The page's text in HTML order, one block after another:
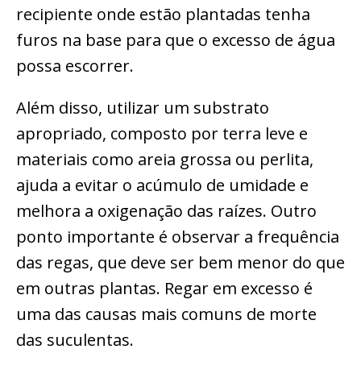
recipiente onde estão plantadas tenha
furos na base para que o excesso de água
possa escorrer.
Além disso, utilizar um substrato
apropriado, composto por terra leve e
materiais como areia grossa ou perlita,
ajuda a evitar o acúmulo de umidade e
melhora a oxigenação das raízes. Outro
ponto importante é observar a frequência
das regas, que deve ser bem menor do que
em outras plantas. Regar em excesso é
uma das causas mais comuns de morte
das suculentas.